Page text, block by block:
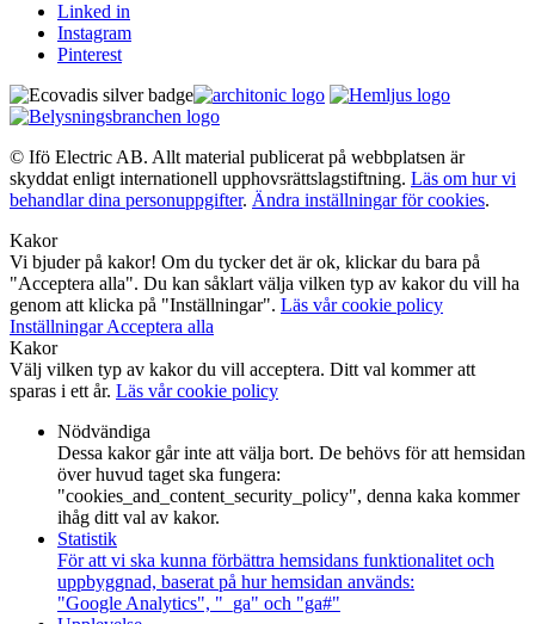
Linked in
Instagram
Pinterest
© Ifö Electric AB. Allt material publicerat på webbplatsen är
skyddat enligt internationell upphovsrättslagstiftning. Läs om hur vi
behandlar dina personuppgifter. Ändra inställningar för cookies.
Kakor
Vi bjuder på kakor! Om du tycker det är ok, klickar du bara på
"Acceptera alla". Du kan såklart välja vilken typ av kakor du vill ha
genom att klicka på "Inställningar". Läs vår cookie policy
InställningarAcceptera alla
Kakor
Välj vilken typ av kakor du vill acceptera. Ditt val kommer att
sparas i ett år. Läs vår cookie policy
Nödvändiga
Dessa kakor går inte att välja bort. De behövs för att hemsidan
över huvud taget ska fungera:
"cookies_and_content_security_policy", denna kaka kommer
ihåg ditt val av kakor.
Statistik
För att vi ska kunna förbättra hemsidans funktionalitet och
uppbyggnad, baserat på hur hemsidan används:
"Google Analytics", "_ga" och "ga#"